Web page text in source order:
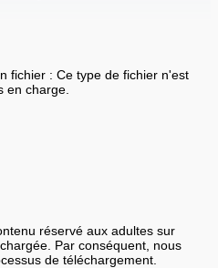
fichier : Ce type de fichier n'est
en charge.
réservé aux adultes sur
Par conséquent, nous
de téléchargement.